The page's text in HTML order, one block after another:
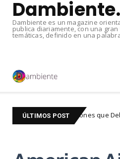
Dambiente es un magazine
publica diariamente, con una
temáticas, definido en una palabra:
ÚLTIMOS POST
y Precauciones que Debes